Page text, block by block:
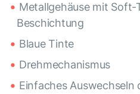
Metallgehäuse mit Soft-
Beschichtung
Blaue Tinte
Drehmechanismus
Einfaches Auswechseln